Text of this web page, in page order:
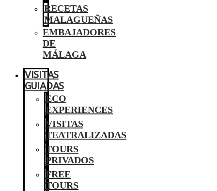
RECETAS
MALAGUEÑAS
EMBAJADORES
DE
MÁLAGA
VISITAS
GUIADAS
ECO
EXPERIENCES
VISITAS
TEATRALIZADAS
TOURS
PRIVADOS
FREE
TOURS